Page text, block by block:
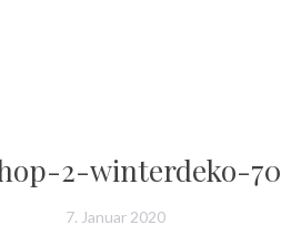
2-winterdeko-70
7. Januar 2020